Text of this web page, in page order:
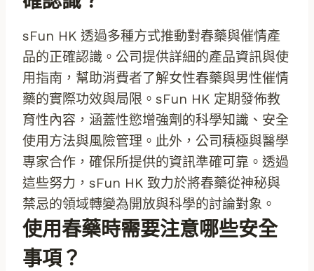
sFun HK 透過多種方式推動對春藥與催情產
品的正確認識。公司提供詳細的產品資訊與使
用指南，幫助消費者了解女性春藥與男性催情
藥的實際功效與局限。sFun HK 定期發佈教
育性內容，涵蓋性慾增強劑的科學知識、安全
使用方法與風險管理。此外，公司積極與醫學
專家合作，確保所提供的資訊準確可靠。透過
這些努力，sFun HK 致力於將春藥從神秘與
禁忌的領域轉變為開放與科學的討論對象。
使用春藥時需要注意哪些安全
事項？